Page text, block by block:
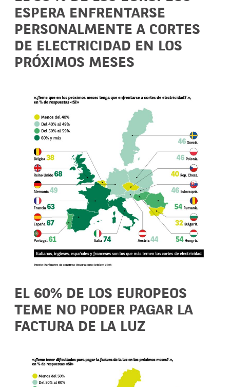
ESPERA ENFRENTARSE
PERSONALMENTE A CORTES
DE ELECTRICIDAD EN LOS
PRÓXIMOS MESES
EL 60% DE LOS EUROPEOS
TEME NO PODER PAGAR LA
FACTURA DE LA LUZ